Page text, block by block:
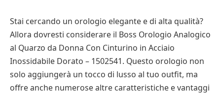
Stai cercando un orologio elegante e di alta qualità?
Allora dovresti considerare il Boss Orologio Analogico
al Quarzo da Donna Con Cinturino in Acciaio
Inossidabile Dorato – 1502541. Questo orologio non
solo aggiungerà un tocco di lusso al tuo outfit, ma
offre anche numerose altre caratteristiche e vantaggi